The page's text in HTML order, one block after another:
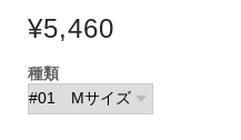
¥5,460
種類